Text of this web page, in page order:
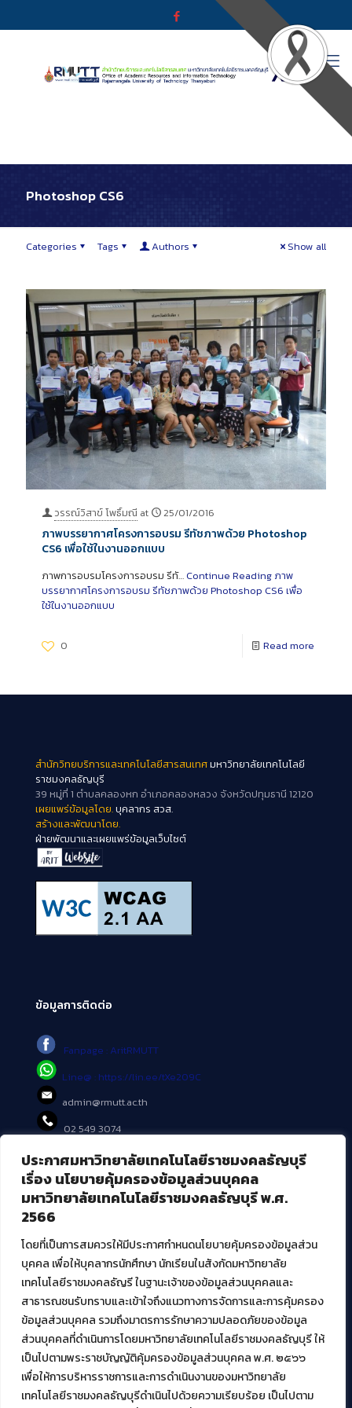
ประกาศมหาวิทยาลัยเทคโนโลยีราชมงคลธัญบุรี
เรื่อง นโยบายคุ้มครองข้อมูลส่วนบุคคล
มหาวิทยาลัยเทคโนโลยีราชมงคลธัญบุรี พ.ศ.
2566
โดยที่เป็นการสมควรให้มีประกาศกำหนดนโยบายคุ้มครองข้อมูลส่วน
บุคคล เพื่อให้บุคลากรนักศึกษา นักเรียนในสังกัดมหาวิทยาลัย
เทคโนโลยีราชมงคลธัญรี ในฐานะเจ้าของข้อมูลส่วนบุคคลและ
สาธารณชนรับทราบและเข้าใจถึงแนวทางการจัดการและการคุ้มครอง
ข้อมูลส่วนบุคคล รวมถึงมาตรการรักษาความปลอดภัยของข้อมูล
ส่วนบุคคลที่ดำเนินการโดยมหาวิทยาลัยเทคโนโลยีราชมงคลธัญบุรี ให้
เป็นไปตามพระราชบัญญัติคุ้มครองข้อมูลส่วนบุคคล พ.ศ. ๒๕๖๖
เพื่อให้การบริหารราชการและการดำเนินงานของมหาวิทยาลัย
เทคโนโลยีราชมงคลธัญบุรีดำเนินไปด้วยความเรียบร้อย เป็นไปตาม
Photoshop CS6
Categories Tags Authors Show all
วรรณ์วิสาข์ โพธิ์มณี at 25/01/2016
ภาพบรรยากาศโครงการอบรม รีทัชภาพด้วย Photoshop
CS6 เพื่อใช้ในงานออกแบบ
ภาพการอบรมโครงการอบรม รีทั… Continue Reading ภาพ
บรรยากาศโครงการอบรม รีทัชภาพด้วย Photoshop CS6 เพื่อ
ใช้ในงานออกแบบ
0 Read more
สำนักวิทยบริการและเทคโนโลยีสารสนเทศมหาวิทยาลัยเทคโนโลยี
ราชมงคลธัญบุรี
39 หมู่ที่ 1 ตำบลคลองหก อำเภอคลองหลวง จังหวัดปทุมธานี 12120
เผยแพร่ข้อมูลโดย.บุคลากร สวส.
สร้างและพัฒนาโดย.
ฝ่ายพัฒนาและเผยแพร่ข้อมูลเว็บไซต์
ข้อมูลการติดต่อ
Fanpage : AritRMUTT
Line@ : https://lin.ee/tXe209C
admin@rmutt.ac.th
02 549 3074
บริการอื่นๆ ของ สวส.
ศูนย์สื่อดิจิทัล
ศูนย์นวัตกรรมและความรู้
สมัยใหม่ (MoSeC)
งานบริการวิชาการให้กับหน่วยงานภายนอก
โครงการส่งเสริมและพัฒนาผู้ประกอบการ SME โดย. มทร.ธัญบุรี
กิจกรรมการเชื่อมโยงเครือข่ายผู้ให้บริการเครื่องจักรกลทางการ
เกษตร ภายใต้โครงการส่งเสริมการรแปรรูปสินค้าเกษตรระดับชุมชน
กรมส่งเสริมอุตสาหกรรม
โครงการยกระดับเศรษฐกิจและสังคมรายตำบลแบบบูรณาการ (1